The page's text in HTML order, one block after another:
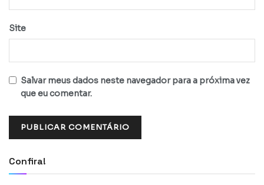
Site
Salvar meus dados neste navegador para a próxima vez
que eu comentar.
Confira!